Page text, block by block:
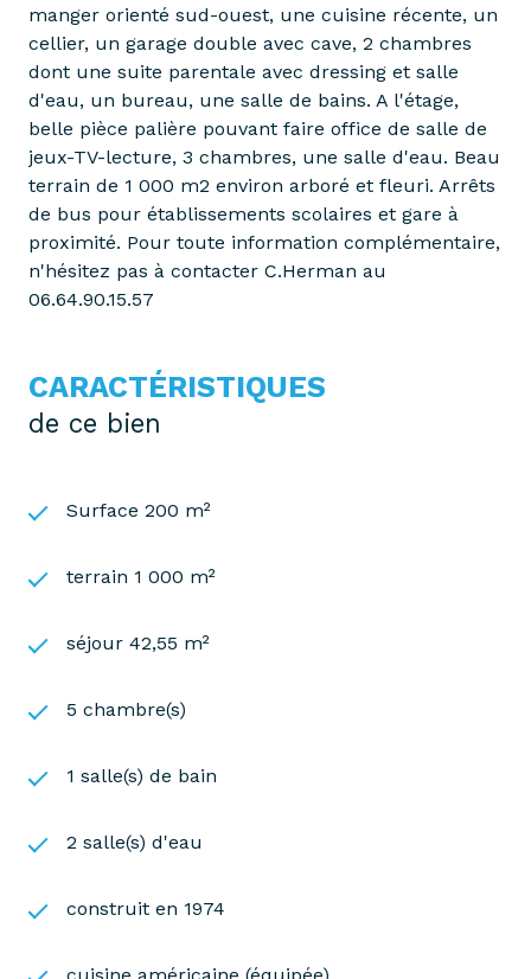
manger orienté sud-ouest, une cuisine récente, un
cellier, un garage double avec cave, 2 chambres
dont une suite parentale avec dressing et salle
d'eau, un bureau, une salle de bains. A l'étage,
belle pièce palière pouvant faire office de salle de
jeux-TV-lecture, 3 chambres, une salle d'eau. Beau
terrain de 1 000 m2 environ arboré et fleuri. Arrêts
de bus pour établissements scolaires et gare à
proximité. Pour toute information complémentaire,
n'hésitez pas à contacter C.Herman au
06.64.90.15.57
CARACTÉRISTIQUES
de ce bien
Surface 200 m²
terrain 1 000 m²
séjour 42,55 m²
5 chambre(s)
1 salle(s) de bain
2 salle(s) d'eau
construit en 1974